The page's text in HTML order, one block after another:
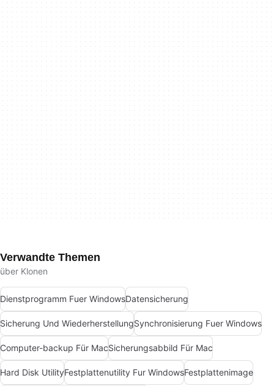
Verwandte Themen
über Klonen
Dienstprogramm Fuer WindowsDatensicherung
Sicherung Und WiederherstellungSynchronisierung Fuer Windows
Computer-backup Für MacSicherungsabbild Für Mac
Hard Disk UtilityFestplattenutility Fur WindowsFestplattenimage